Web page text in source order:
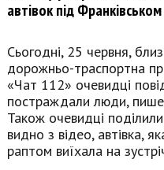
автівок під Франківськом
Сьогодні, 25 червня,
дорожньо-траспортна
«Чат 112» очевидці
постраждали люди, пише
Також очевидці
видно з відео, автівка,
раптом виїхала на